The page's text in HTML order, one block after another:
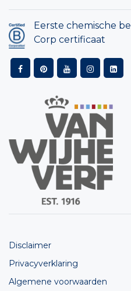
Eerste chemische
Corp certificaat
Disclaimer
Privacyverklaring
Algemene voorwaarden